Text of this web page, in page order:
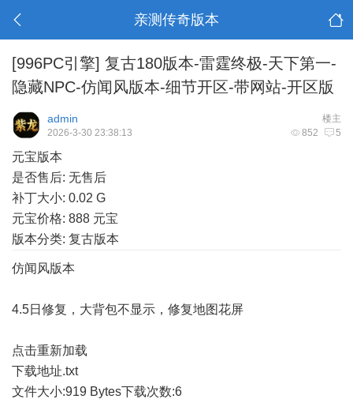
亲测传奇版本
[996PC引擎] 复古180版本-雷霆终极-天下第一-
隐藏NPC-仿闻风版本-细节开区-带网站-开区版
楼主
admin
852 5
2026-3-30 23:38:13
元宝版本
是否售后: 无售后
补丁大小: 0.02 G
元宝价格: 888 元宝
版本分类: 复古版本
仿闻风版本
4.5日修复，大背包不显示，修复地图花屏
点击重新加载
下载地址.txt
文件大小:919 Bytes下载次数:6